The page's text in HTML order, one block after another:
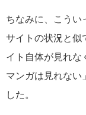
ちなみに、こうい
サイトの状況と似
イト自体が見れな
マンガは見れない
した。